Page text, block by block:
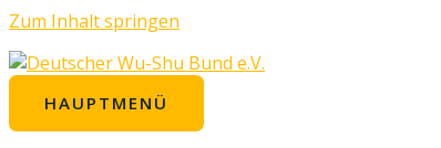
Zum Inhalt springen
HAUPTMENÜ